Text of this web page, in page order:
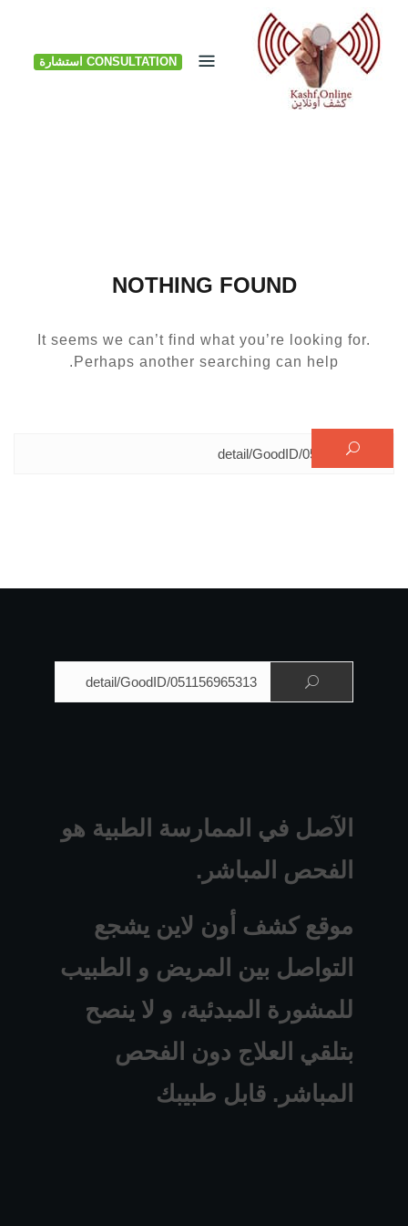
Skip
content
CONSULTATION استشارة
NOTHING FOUND
It seems we can’t find what you’re looking for.
Perhaps another searching can help.
البحث عن:
الآصل في الممارسة الطبية هو
الفحص المباشر.
موقع كشف أون لاين يشجع
التواصل بين المريض و الطبيب
للمشورة المبدئية، و لا ينصح
بتلقي العلاج دون الفحص
المباشر. قابل طبيبك